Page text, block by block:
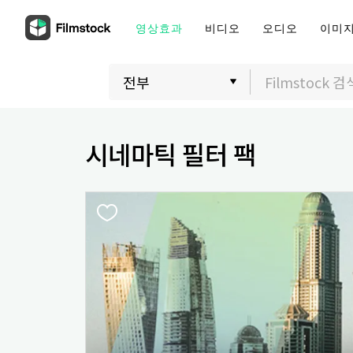
영상효과 비디오 오디오 이미
시네마틱 필터 팩